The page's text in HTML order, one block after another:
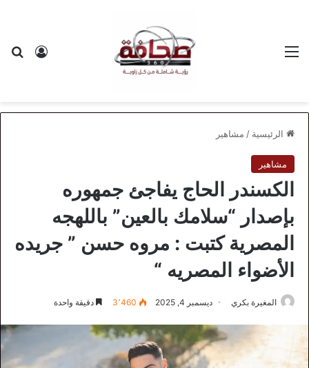
الرئيسية / مشاهير
مشاهير
الكسندر الحاج يفاجئ جمهوره
بإصدار “سلامك بالعين” باللهجه
المصرية كتبت : مروه حسن ” جريده
الأضواء المصريه “
المغيرة بكري ديسمبر 4, 2025 3٬460 دقيقة واحدة